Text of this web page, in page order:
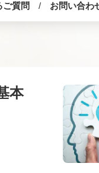
ご質問 お問い合わ
本